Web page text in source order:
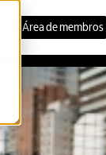
Área de membros